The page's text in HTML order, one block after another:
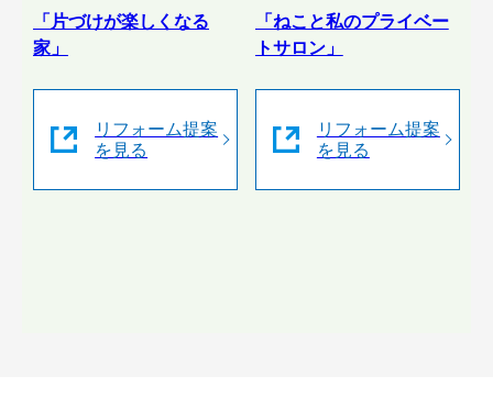
「片づけが楽しくなる
家」
リフォーム提案
を見る
「ねこと私のプライベー
トサロン」
リフォーム提案
を見る